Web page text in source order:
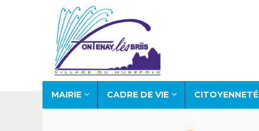
MAIRIE CADRE DE VIE CITOYENNETÉ